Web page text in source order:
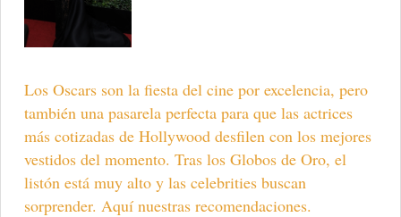
Los Oscars son la fiesta del cine por excelencia, pero
también una pasarela perfecta para que las actrices
más cotizadas de Hollywood desfilen con los mejores
vestidos del momento. Tras los Globos de Oro, el
listón está muy alto y las celebrities buscan
sorprender. Aquí nuestras recomendaciones.